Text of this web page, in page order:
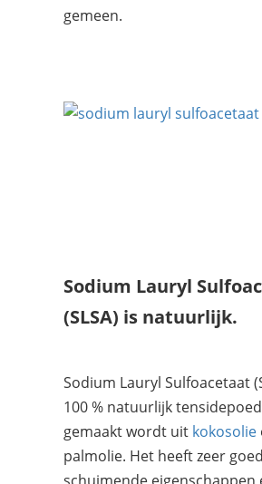
gemeen.
Sodium Lauryl
(SLSA) is natuurlijk.
Sodium Lauryl Sulfoacetaat
100 % natuurlijk
gemaakt wordt uit kokosolie
palmolie. Het heeft zeer